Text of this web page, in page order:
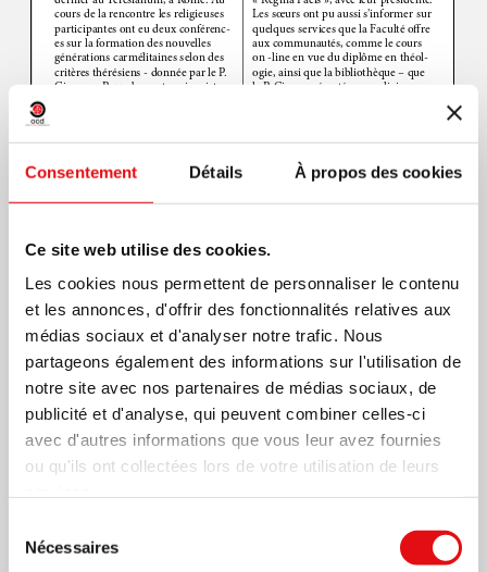
Consentement Détails À propos des cookies
Ce site web utilise des cookies.
Les cookies nous permettent de personnaliser le contenu
et les annonces, d'offrir des fonctionnalités relatives aux
médias sociaux et d'analyser notre trafic. Nous
partageons également des informations sur l'utilisation de
notre site avec nos partenaires de médias sociaux, de
publicité et d'analyse, qui peuvent combiner celles-ci
avec d'autres informations que vous leur avez fournies
ou qu'ils ont collectées lors de votre utilisation de leurs
Nécessaires
Imprimer PDF